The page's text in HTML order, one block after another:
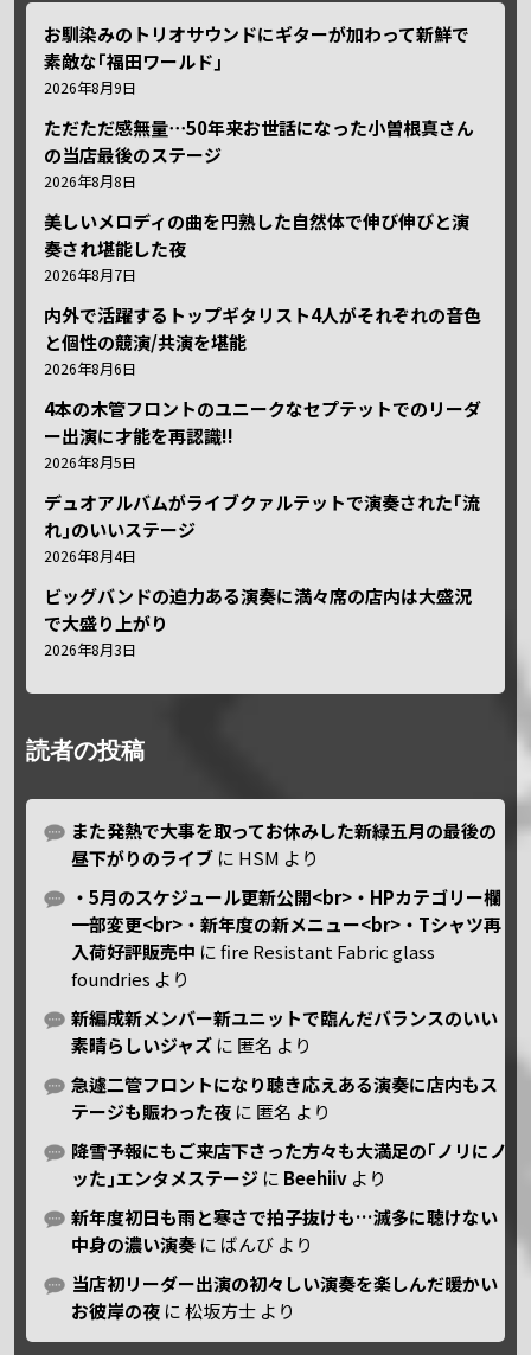
お馴染みのトリオサウンドにギターが加わって新鮮で
素敵な｢福田ワールド｣
2026年8月9日
ただただ感無量⋯50年来お世話になった小曽根真さん
の当店最後のステージ
2026年8月8日
美しいメロディの曲を円熟した自然体で伸び伸びと演
奏され堪能した夜
2026年8月7日
内外で活躍するトップギタリスト4人がそれぞれの音色
と個性の競演/共演を堪能
2026年8月6日
4本の木管フロントのユニークなセプテットでのリーダ
ー出演に才能を再認識!!
2026年8月5日
デュオアルバムがライブクァルテットで演奏された｢流
れ｣のいいステージ
2026年8月4日
ビッグバンドの迫力ある演奏に満々席の店内は大盛況
で大盛り上がり
2026年8月3日
読者の投稿
また発熱で大事を取ってお休みした新緑五月の最後の
昼下がりのライブ に HSM より
・5月のスケジュール更新公開<br>・HPカテゴリー欄
一部変更<br>・新年度の新メニュー<br>・Tシャツ再
入荷好評販売中 にfire Resistant Fabric glass
foundries より
新編成新メンバー新ユニットで臨んだバランスのいい
素晴らしいジャズ に 匿名 より
急遽二管フロントになり聴き応えある演奏に店内もス
テージも賑わった夜 に 匿名 より
降雪予報にもご来店下さった方々も大満足の｢ノリにノ
ッた｣エンタメステージ に Beehiiv より
新年度初日も雨と寒さで拍子抜けも…滅多に聴けない
中身の濃い演奏 に ばんび より
当店初リーダー出演の初々しい演奏を楽しんだ暖かい
お彼岸の夜 に松坂方士 より